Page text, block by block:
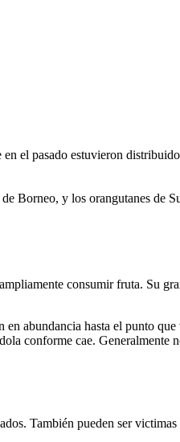
el pasado estuvieron
Borneo, y los orangutanes de
consumir fruta. Su
abundancia hasta el punto
conforme cae.
También pueden ser